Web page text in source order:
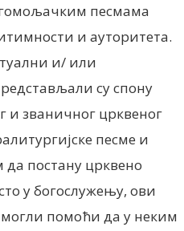
песмама
и ауторитета.
и/ или
су спону
и званичног црквеног
песме и
да постану црквено
у богослужењу, ови
помоћи да у неким